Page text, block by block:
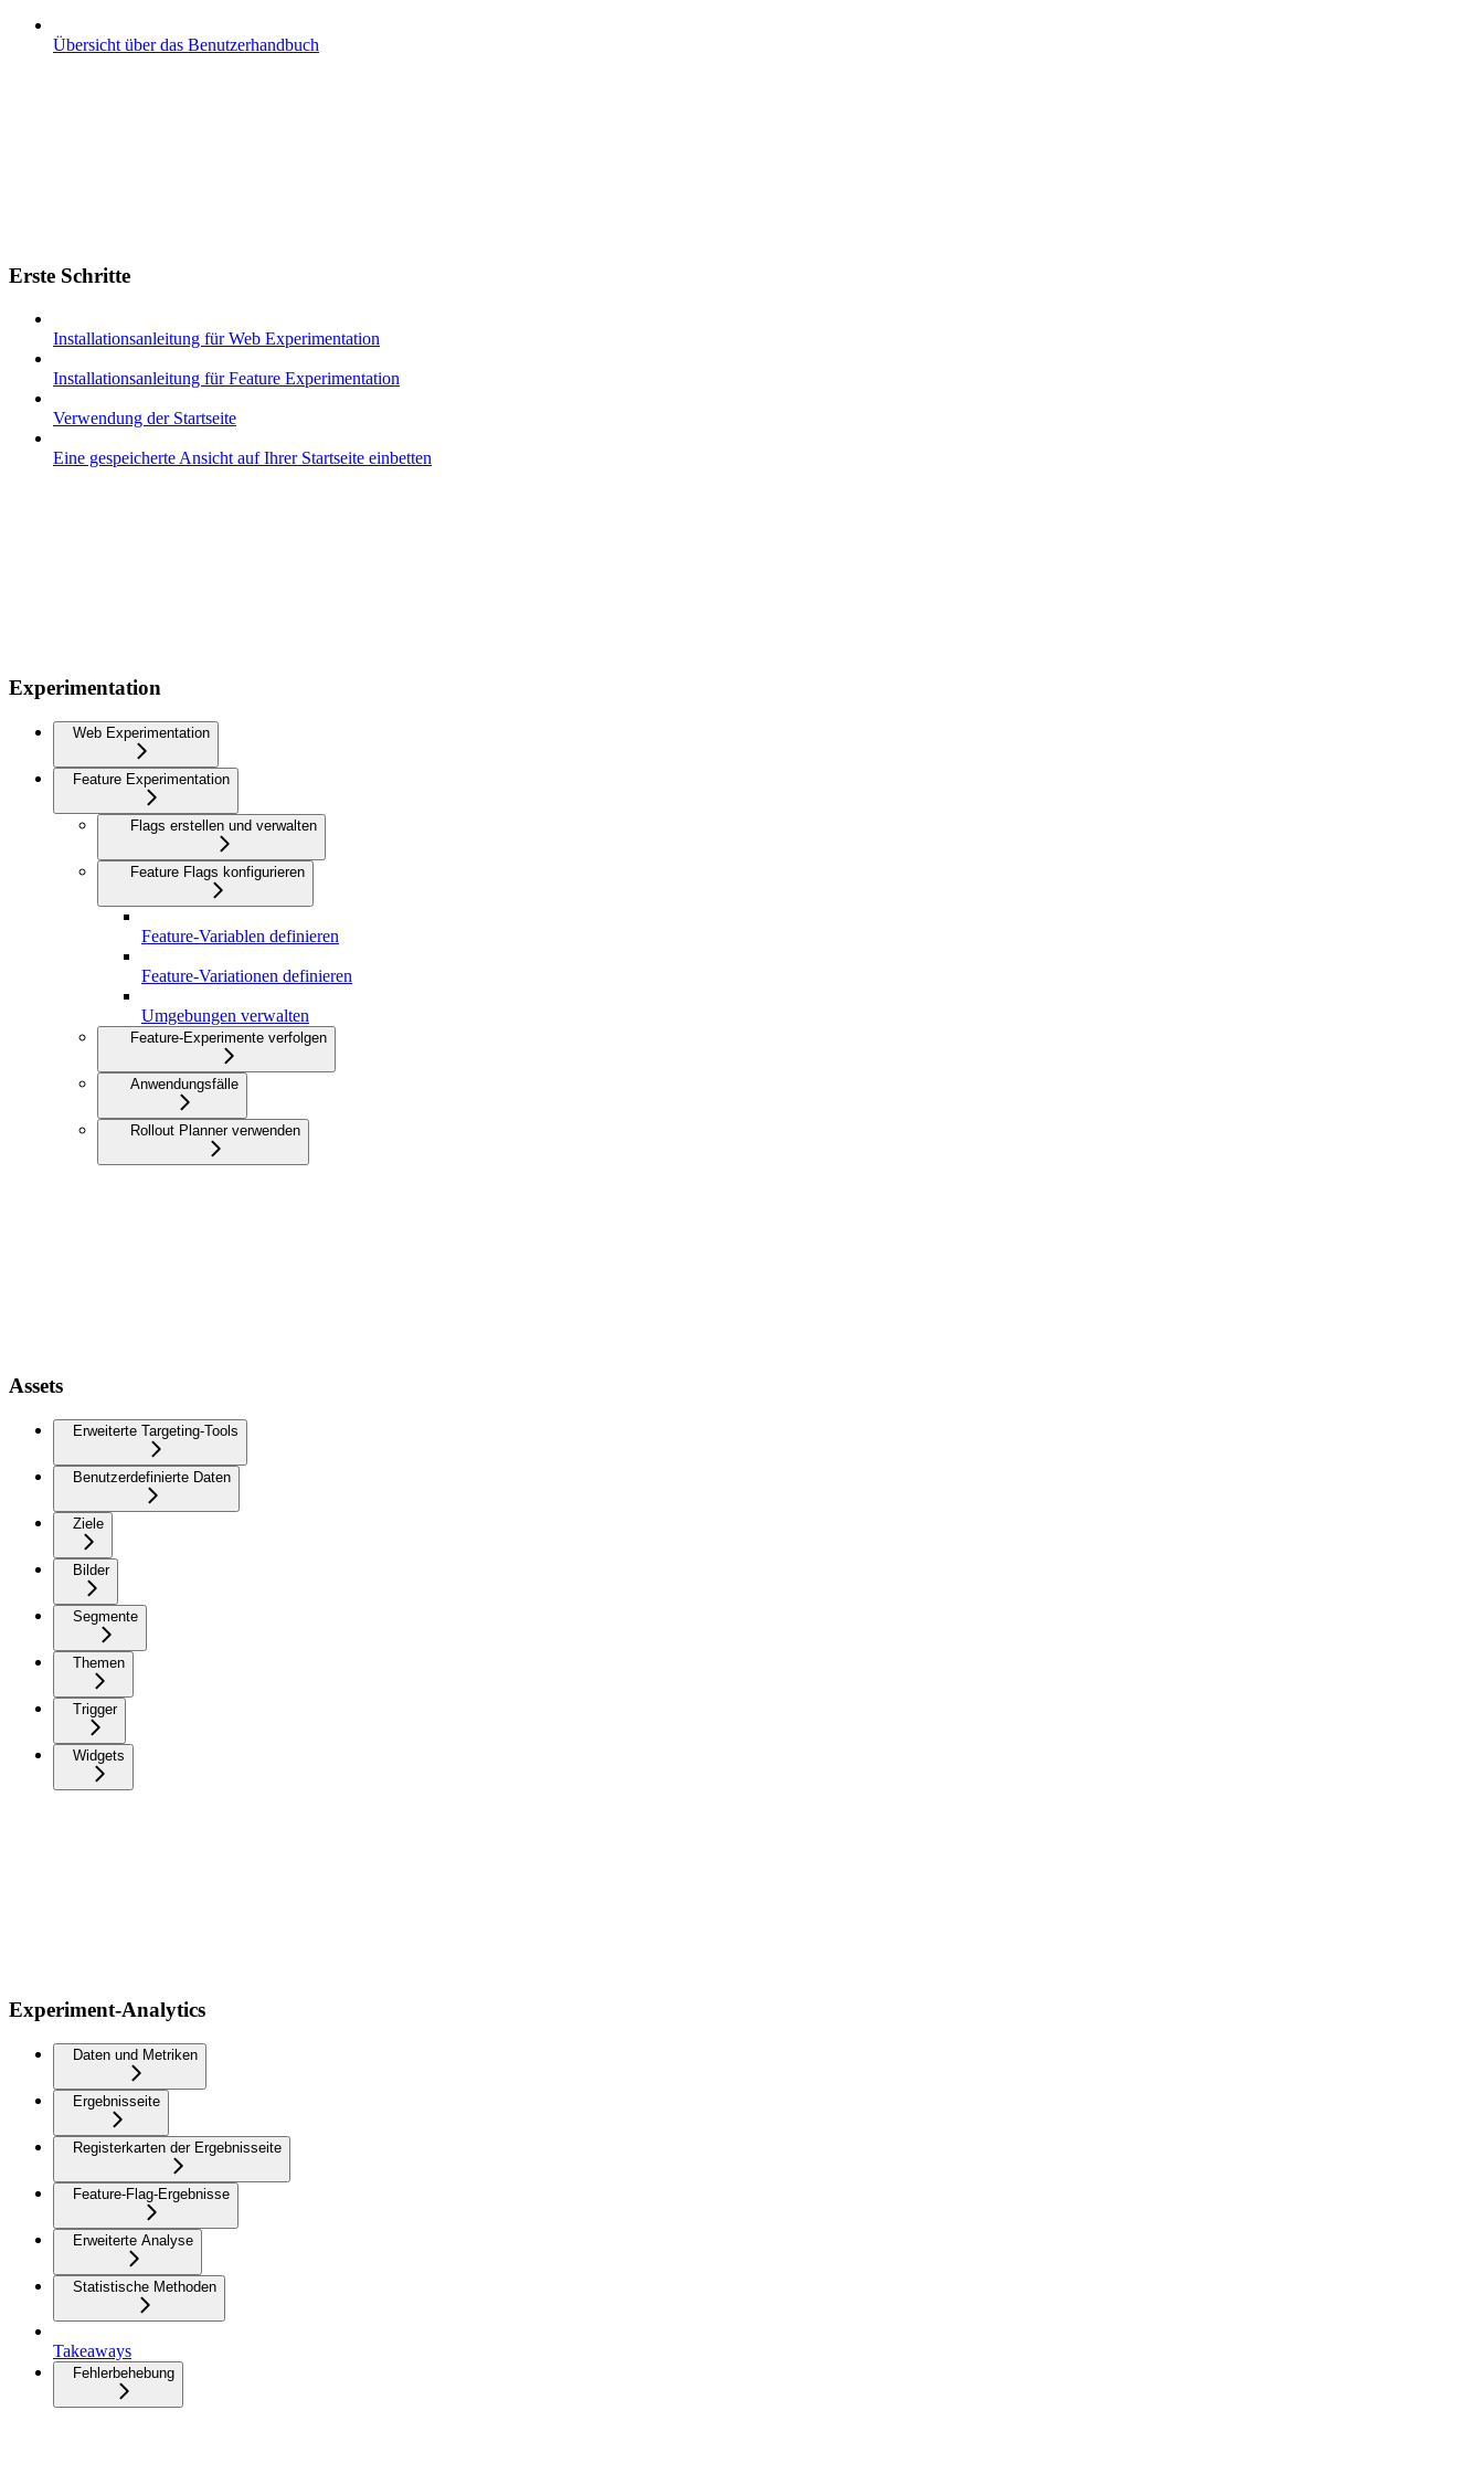
Übersicht über das Benutzerhandbuch
Erste Schritte
Installationsanleitung für Web Experimentation
Installationsanleitung für Feature Experimentation
Verwendung der Startseite
Eine gespeicherte Ansicht auf Ihrer Startseite einbetten
Experimentation
Web Experimentation
Feature Experimentation
Flags erstellen und verwalten
Feature Flags konfigurieren
Feature-Variablen definieren
Feature-Variationen definieren
Umgebungen verwalten
Feature-Experimente verfolgen
Anwendungsfälle
Rollout Planner verwenden
Assets
Erweiterte Targeting-Tools
Benutzerdefinierte Daten
Ziele
Bilder
Segmente
Themen
Trigger
Widgets
Experiment-Analytics
Daten und Metriken
Ergebnisseite
Registerkarten der Ergebnisseite
Feature-Flag-Ergebnisse
Erweiterte Analyse
Statistische Methoden
Takeaways
Fehlerbehebung